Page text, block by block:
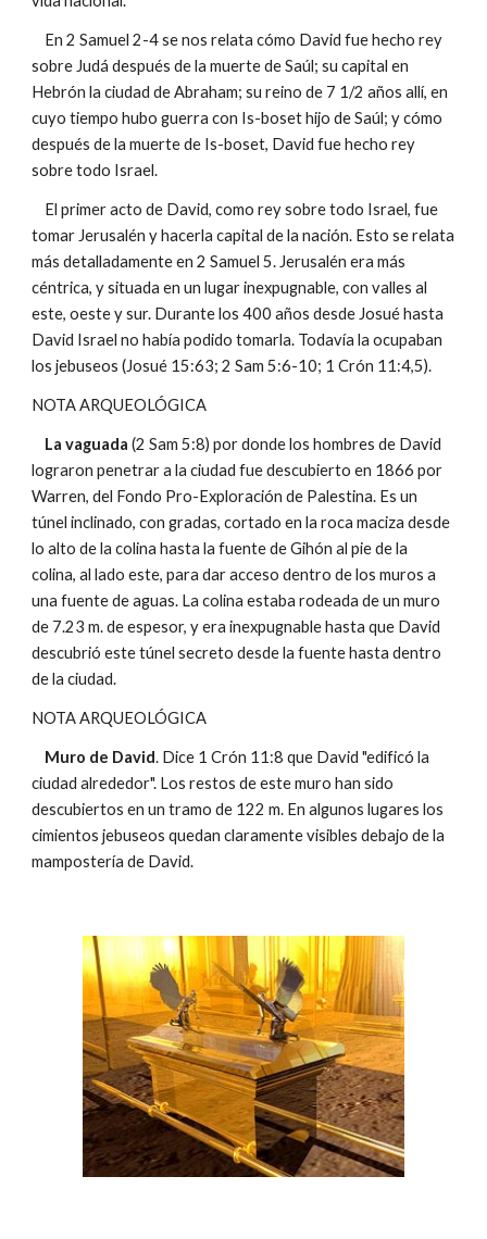
En 2 Samuel 2-4 se nos relata cómo David fue hecho rey
sobre Judá después de la muerte de Saúl; su capital en
Hebrón la ciudad de Abraham; su reino de 7 1/2 años allí, en
cuyo tiempo hubo guerra con Is-boset hijo de Saúl; y cómo
después de la muerte de Is-boset, David fue hecho rey
sobre todo Israel.
El primer acto de David, como rey sobre todo Israel, fue
tomar Jerusalén y hacerla capital de la nación. Esto se relata
más detalladamente en 2 Samuel 5. Jerusalén era más
céntrica, y situada en un lugar inexpugnable, con valles al
este, oeste y sur. Durante los 400 años desde Josué hasta
David Israel no había podido tomarla. Todavía la ocupaban
los jebuseos (Josué 15:63; 2 Sam 5:6-10; 1 Crón 11:4,5).
NOTA ARQUEOLÓGICA
La vaguada (2 Sam 5:8) por donde los hombres de David
lograron penetrar a la ciudad fue descubierto en 1866 por
Warren, del Fondo Pro-Exploración de Palestina. Es un
túnel inclinado, con gradas, cortado en la roca maciza desde
lo alto de la colina hasta la fuente de Gihón al pie de la
colina, al lado este, para dar acceso dentro de los muros a
una fuente de aguas. La colina estaba rodeada de un muro
de 7.23 m. de espesor, y era inexpugnable hasta que David
descubrió este túnel secreto desde la fuente hasta dentro
de la ciudad.
NOTA ARQUEOLÓGICA
Muro de David. Dice 1 Crón 11:8 que David "edificó la
ciudad alrededor". Los restos de este muro han sido
descubiertos en un tramo de 122 m. En algunos lugares los
cimientos jebuseos quedan claramente visibles debajo de la
mampostería de David.